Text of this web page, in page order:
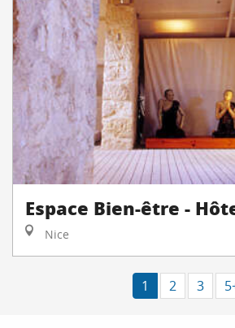
Espace Bien-être -
Nice
1 2 3